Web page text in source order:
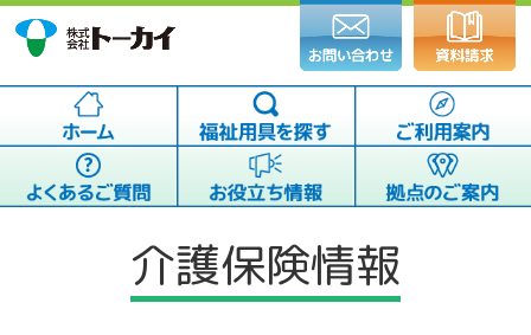
介護保険情報